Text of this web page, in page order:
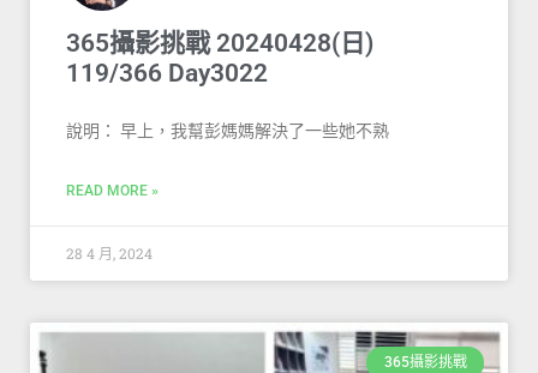
365攝影挑戰 20240428(日)
119/366 Day3022
說明： 早上，我幫彭媽媽解決了一些她不熟
READ MORE »
28 4 月, 2024
365攝影挑戰